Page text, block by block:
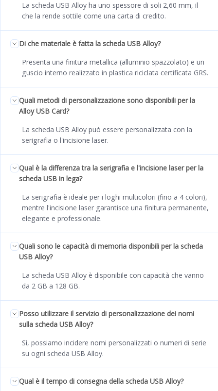
La scheda USB Alloy ha uno spessore di soli 2,60 mm, il
che la rende sottile come una carta di credito.
Di che materiale è fatta la scheda USB Alloy?
Presenta una finitura metallica (alluminio spazzolato) e un
guscio interno realizzato in plastica riciclata certificata GRS.
Quali metodi di personalizzazione sono disponibili per la
Alloy USB Card?
La scheda USB Alloy può essere personalizzata con la
serigrafia o l'incisione laser.
Qual è la differenza tra la serigrafia e l'incisione laser per la
scheda USB in lega?
La serigrafia è ideale per i loghi multicolori (fino a 4 colori),
mentre l'incisione laser garantisce una finitura permanente,
elegante e professionale.
Quali sono le capacità di memoria disponibili per la scheda
USB Alloy?
La scheda USB Alloy è disponibile con capacità che vanno
da 2 GB a 128 GB.
Posso utilizzare il servizio di personalizzazione dei nomi
sulla scheda USB Alloy?
Sì, possiamo incidere nomi personalizzati o numeri di serie
su ogni scheda USB Alloy.
Qual è il tempo di consegna della scheda USB Alloy?